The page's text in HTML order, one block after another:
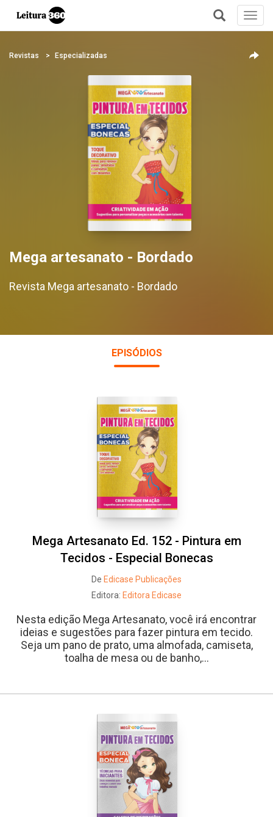
+
Revistas Especializadas
Mega artesanato - Bordado
Revista Mega artesanato - Bordado
EPISÓDIOS
Mega Artesanato Ed. 152 - Pintura em
Tecidos - Especial Bonecas
De Edicase Publicações
Editora: Editora Edicase
Nesta edição Mega Artesanato, você irá encontrar
ideias e sugestões para fazer pintura em tecido.
Seja um pano de prato, uma almofada, camiseta,
toalha de mesa ou de banho,...